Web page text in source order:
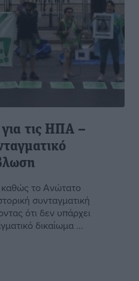
τις ΗΠΑ –
καθώς το Ανώτατο
συνταγματική
ότι δεν υπάρχει
δικαίωμα ...